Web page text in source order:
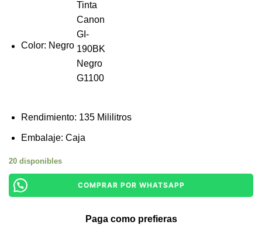
Color: Negro
Rendimiento: 135 Mililitros
Embalaje: Caja
20 disponibles
COMPRAR POR WHATSAPP
Paga como prefieras